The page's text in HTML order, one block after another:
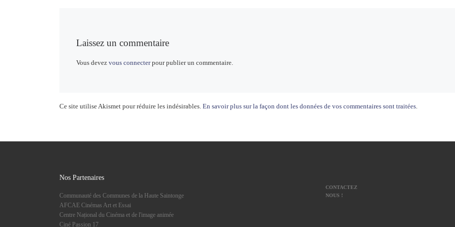
Laissez un commentaire
Vous devez vous connecterpour publier un commentaire.
Ce site utilise Akismet pour réduire les indésirables. En savoir plus sur la façon dont les données de vos commentaires sont traitées.
Nos Partenaires
Communauté des Communes de la Haute Saintonge
AFCAE Cinémas Art et Essai
Centre Național du Cinéma et de l'image animée
Ciné Passion 17
CONTACTEZ
NOUS !